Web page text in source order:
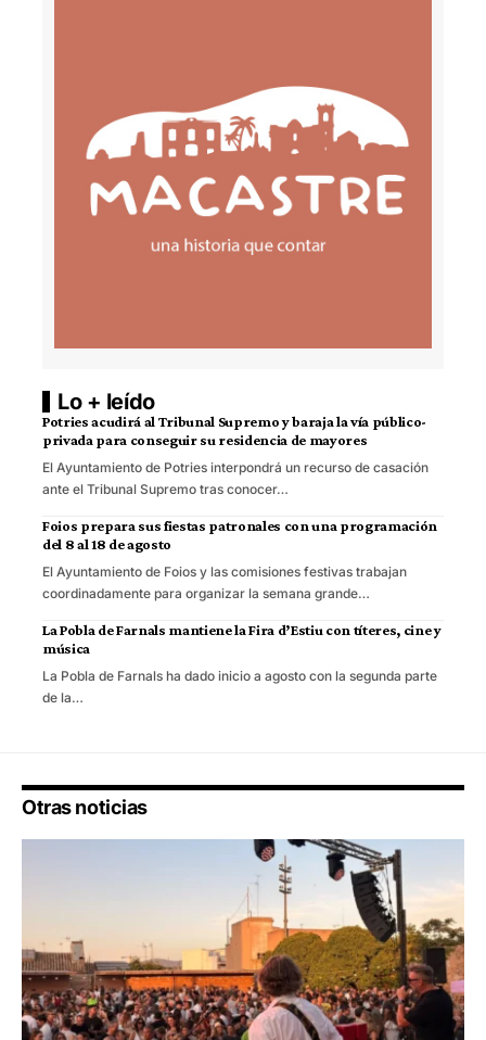
Lo + leído
Potries acudirá al Tribunal Supremo y baraja la vía público-
privada para conseguir su residencia de mayores
El Ayuntamiento de Potries interpondrá un recurso de casación
ante el Tribunal Supremo tras conocer…
Foios prepara sus fiestas patronales con una programación
del 8 al 18 de agosto
El Ayuntamiento de Foios y las comisiones festivas trabajan
coordinadamente para organizar la semana grande…
La Pobla de Farnals mantiene la Fira d’Estiu con títeres, cine y
música
La Pobla de Farnals ha dado inicio a agosto con la segunda parte
de la…
Otras noticias